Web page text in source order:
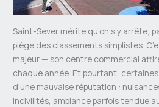
Saint-Sever mérite qu’on s’y arrête,
piège des classements simplistes.
majeur — son centre commercial
chaque année. Et pourtant,
d’une mauvaise réputation :
incivilités, ambiance parfois tendue